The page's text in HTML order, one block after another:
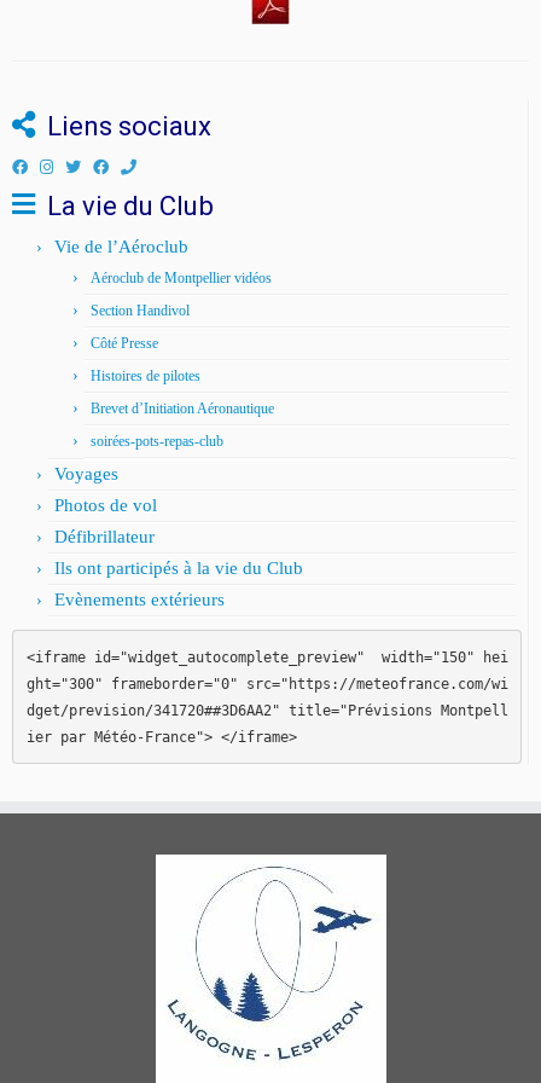
Liens sociaux
La vie du Club
Vie de l’Aéroclub
Aéroclub de Montpellier vidéos
Section Handivol
Côté Presse
Histoires de pilotes
Brevet d’Initiation Aéronautique
soirées-pots-repas-club
Voyages
Photos de vol
Défibrillateur
Ils ont participés à la vie du Club
Evènements extérieurs
<iframe id="widget_autocomplete_preview"  width="150" hei
ght="300" frameborder="0" src="https://meteofrance.com/wi
dget/prevision/341720##3D6AA2" title="Prévisions Montpell
ier par Météo-France"> </iframe>